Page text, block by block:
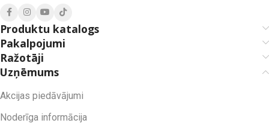
Produktu katalogs
Pakalpojumi
Ražotāji
Uzņēmums
Akcijas piedāvājumi
Noderīga informācija